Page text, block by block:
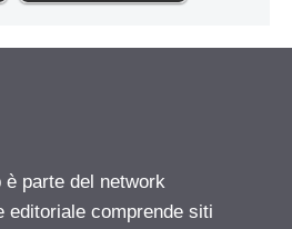
parte del network
editoriale comprende siti